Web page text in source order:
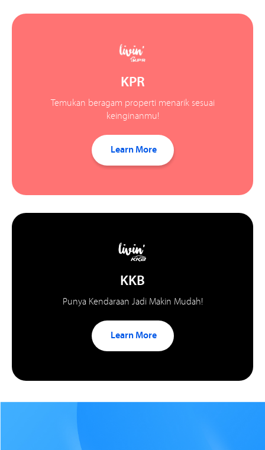
KPR
Temukan beragam properti menarik sesuai
keinginanmu!
Learn More
KKB
Punya Kendaraan Jadi Makin Mudah!
Learn More